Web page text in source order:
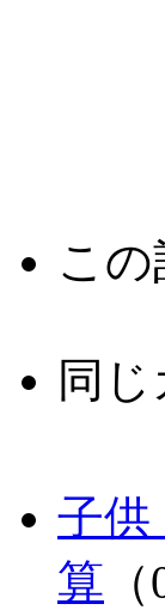
こ
同
子
算